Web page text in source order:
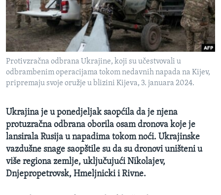
MAGAZIN
O GLASU AMERIKE
Learning English
PRATITE NAS
Jezici
Protivzračna odbrana Ukrajine, koji su učestvovali u
odbrambenim operacijama tokom nedavnih napada na Kijev,
pripremaju svoje oružje u blizini Kijeva, 3. januara 2024.
Ukrajina je u ponedjeljak saopćila da je njena
protuzračna odbrana oborila osam dronova koje je
lansirala Rusija u napadima tokom noći. Ukrajinske
vazdušne snage saopštile su da su dronovi uništeni u
više regiona zemlje, uključujući Nikolajev,
Dnjepropetrovsk, Hmeljnicki i Rivne.